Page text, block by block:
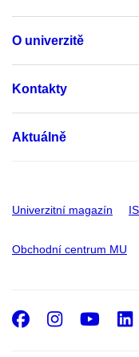
O univerzitě
Kontakty
Aktuálně
Univerzitní magazín
Obchodní centrum MU
Facebook